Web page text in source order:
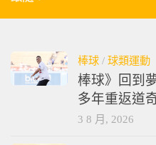
棒球 / 球類運動
棒球》回到
多年重返道
3 8 月, 2026